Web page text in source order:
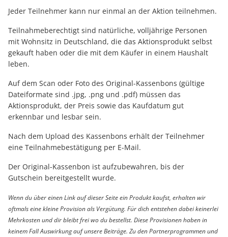
Jeder Teilnehmer kann nur einmal an der Aktion teilnehmen.
Teilnahmeberechtigt sind natürliche, volljährige Personen
mit Wohnsitz in Deutschland, die das Aktionsprodukt selbst
gekauft haben oder die mit dem Käufer in einem Haushalt
leben.
Auf dem Scan oder Foto des Original-Kassenbons (gültige
Dateiformate sind .jpg, .png und .pdf) müssen das
Aktionsprodukt, der Preis sowie das Kaufdatum gut
erkennbar und lesbar sein.
Nach dem Upload des Kassenbons erhält der Teilnehmer
eine Teilnahmebestätigung per E-Mail.
Der Original-Kassenbon ist aufzubewahren, bis der
Gutschein bereitgestellt wurde.
Wenn du über einen Link auf dieser Seite ein Produkt kaufst, erhalten wir
oftmals eine kleine Provision als Vergütung. Für dich entstehen dabei keinerlei
Mehrkosten und dir bleibt frei wo du bestellst. Diese Provisionen haben in
keinem Fall Auswirkung auf unsere Beiträge. Zu den Partnerprogrammen und